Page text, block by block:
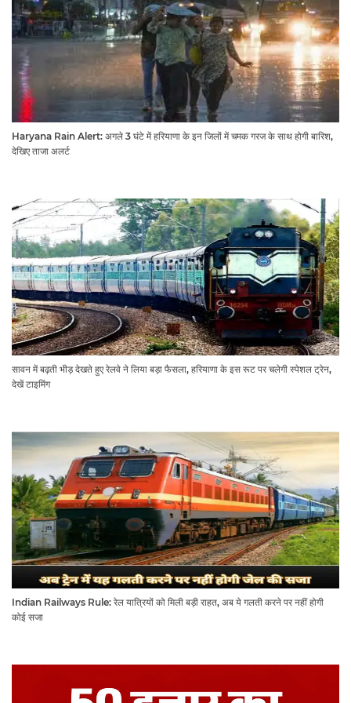
Haryana Rain Alert: अगले 3 घंटे में हरियाणा के इन जिलों में चमक गरज के साथ होगी बारिश,
देखिए ताजा अलर्ट
सावन में बढ़ती भीड़ देखते हुए रेलवे ने लिया बड़ा फैसला, हरियाणा के इस रूट पर चलेगी स्पेशल ट्रेन,
देखें टाइमिंग
Indian Railways Rule: रेल यात्रियों को मिली बड़ी राहत, अब ये गलती करने पर नहीं होगी
कोई सजा